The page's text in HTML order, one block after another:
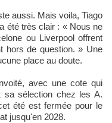
aussi. Mais voila, Tiago
été très clair : « Nous ne
ou Liverpool offrent
hors de question. » Une
place au doute.
avec une cote qui
sa sélection chez les A.
été est fermée pour le
jusqu'en 2028.